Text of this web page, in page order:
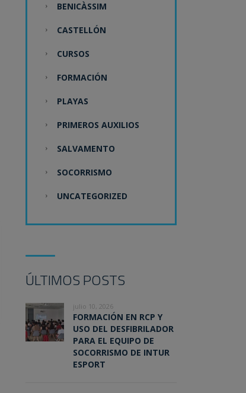
BENICÀSSIM
CASTELLÓN
CURSOS
FORMACIÓN
PLAYAS
PRIMEROS AUXILIOS
SALVAMENTO
SOCORRISMO
UNCATEGORIZED
ÚLTIMOS POSTS
julio 10, 2026
FORMACIÓN EN RCP Y
USO DEL DESFIBRILADOR
PARA EL EQUIPO DE
SOCORRISMO DE INTUR
ESPORT